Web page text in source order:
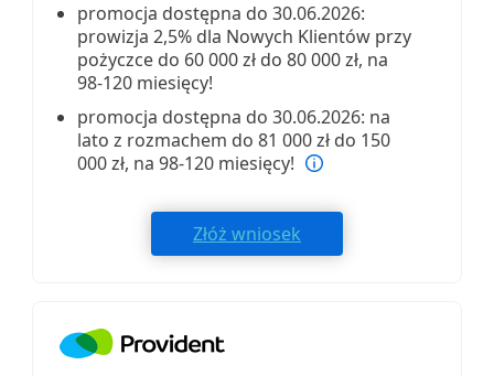
promocja dostępna do 30.06.2026:
prowizja 2,5% dla Nowych Klientów przy
pożyczce do 60 000 zł do 80 000 zł, na
98-120 miesięcy!
promocja dostępna do 30.06.2026: na
lato z rozmachem do 81 000 zł do 150
000 zł, na 98-120 miesięcy!
Złóż wniosek